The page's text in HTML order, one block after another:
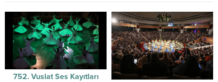
752. Vuslat Ses Kayıtları